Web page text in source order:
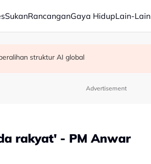
SukanRancanganGaya HidupLain-Lain
capai sasaran CPI 2030 - SPRM
struktur AI global
Advertisement
rakyat' - PM Anwar